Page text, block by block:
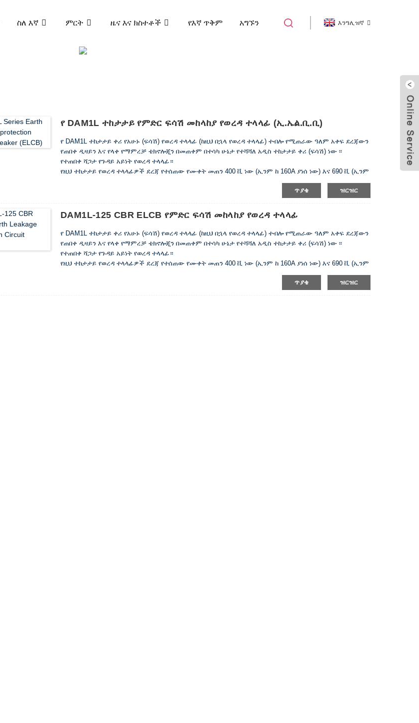
ስለ እኛ ምርት ዜና እና ክስተቶች የእኛ ጥቅም አግኙን እንግሊዝኛ
የ DAM1L ተከታታይ የምድር ፍሳሽ መከላከያ የወረዳ ተላላፊ (ኢ.ኤል.ቢ.ቢ)
የ DAM1L ተከታታይ ቀሪ የአሁኑ (ፍሳሽ) የወረዳ ተላላፊ (ከዚህ በኋላ የወረዳ ተላላፊ) ተብሎ የሚጠራው ዓለም አቀፍ ደረጃውን
የጠበቀ ዲዛይን እና የላቀ የማምረቻ ቴክኖሎጂን በመጠቀም በተሳካ ሁኔታ የተሻሻለ አዲስ ተከታታይ ቀሪ (ፍሳሽ) ነው ፡፡
የተጠበቀ ሻጋታ የጉዳይ አይነት የወረዳ ተላላፊ።
የዚህ ተከታታይ የወረዳ ተላላፊዎች ደረጃ የተሰጠው የሙቀት መጠን 400 ቪ ነው (ኢንም ከ 160A ያነሰ ነው) እና 690 ቪ (ኢንም
ከ 250A በላይ ነው) ፣ በዋነኝነት ለ ac 50Hz የሚያገለግል እና በ 10A ~ 500A ወቅታዊ የኃይል አቅርቦት አውታረመረብ ውስጥ
እና የ 380V / 400V ደረጃ ያለው የቮልት የኤሌክትሪክ ኃይል የኤሌክትሪክ ኃይልን ለማሰራጨት እና የመስመሮችን እና የኃይል
ጥያቄ ዝርዝር
DAM1L-125 CBR ELCB የምድር ፍሳሽ መከላከያ የወረዳ ተላላፊ
የ DAM1L ተከታታይ ቀሪ የአሁኑ (ፍሳሽ) የወረዳ ተላላፊ (ከዚህ በኋላ የወረዳ ተላላፊ) ተብሎ የሚጠራው ዓለም አቀፍ ደረጃውን
የጠበቀ ዲዛይን እና የላቀ የማምረቻ ቴክኖሎጂን በመጠቀም በተሳካ ሁኔታ የተሻሻለ አዲስ ተከታታይ ቀሪ (ፍሳሽ) ነው ፡፡
የተጠበቀ ሻጋታ የጉዳይ አይነት የወረዳ ተላላፊ።
የዚህ ተከታታይ የወረዳ ተላላፊዎች ደረጃ የተሰጠው የሙቀት መጠን 400 ቪ ነው (ኢንም ከ 160A ያነሰ ነው) እና 690 ቪ (ኢንም
ከ 250A በላይ ነው) ፣ በዋነኝነት ለ ac 50Hz የሚያገለግል እና በ 10A ~ 500A ወቅታዊ የኃይል አቅርቦት አውታረመረብ ውስጥ
እና የ 380V / 400V ደረጃ ያለው የቮልት የኤሌክትሪክ ኃይል የኤሌክትሪክ ኃይልን ለማሰራጨት እና የመስመሮችን እና የኃይል
ጥያቄ ዝርዝር